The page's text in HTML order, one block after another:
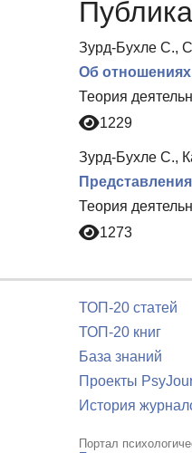
Зурд-Бухле С.,
Об
Теория
1229
Зурд-Бухле С.,
Теория
1273
ТОП-20 статей
ТОП-20 книг
База знаний
Проекты
История
Портал